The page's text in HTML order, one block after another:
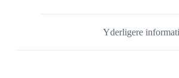
Yderligere